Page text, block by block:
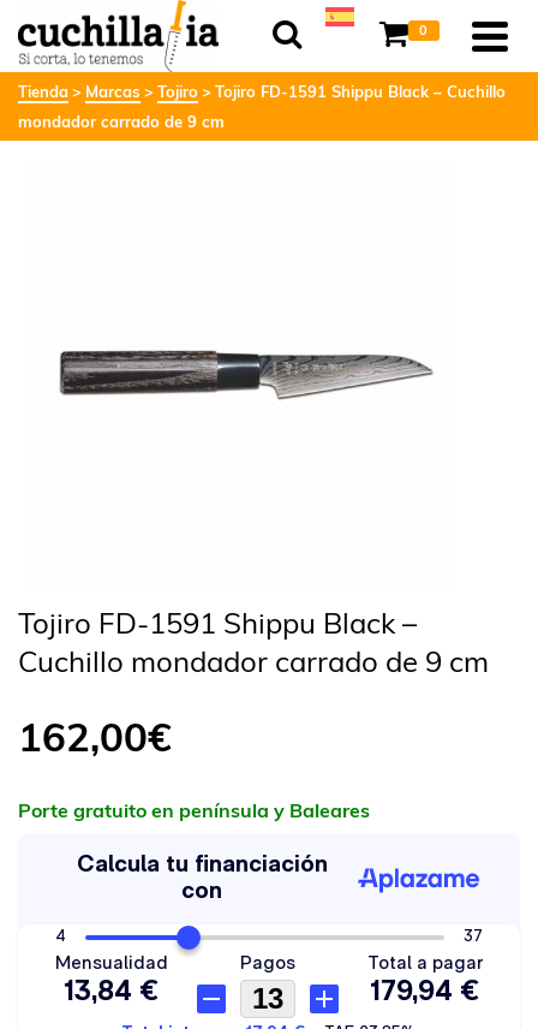
0
Tienda Marcas Tojiro
Tojiro FD-1591 Shippu Black – Cuchillo
mondador carrado de 9 cm
Tojiro FD-1591 Shippu Black –
Cuchillo mondador carrado de 9 cm
162,00€
Porte gratuito en península y Baleares